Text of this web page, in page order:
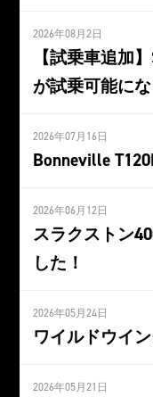
2026年08月2日
【試乗車追加
が試乗可能に
2026年07月16日
Bonneville
2026年06月12日
スラクストン
した！
2026年05月24日
ワイルドウイ
2026年05月21日